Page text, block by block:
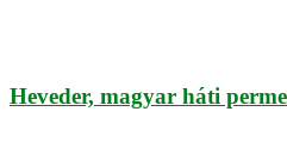
Heveder, magyar háti